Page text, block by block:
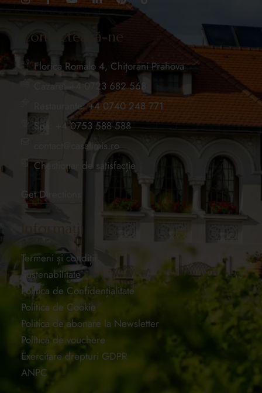
Contactează-ne
Florica Romalo 4, Chițorani Prahova
Cazare: +4 0723 682 568
Restaurante: +4 0740 248 771
Spa: +4 0753 588 588
contact@casatimis.ro
Chestionar de satisfacție
Get Directions
Termeni și condiții
Sustenabilitate
Politica de Confidențialitate
Politica de Cookie
Politica de abonare la Newsletter
Politica de vouchere
Exercitare drepturi GDPR
ANPC